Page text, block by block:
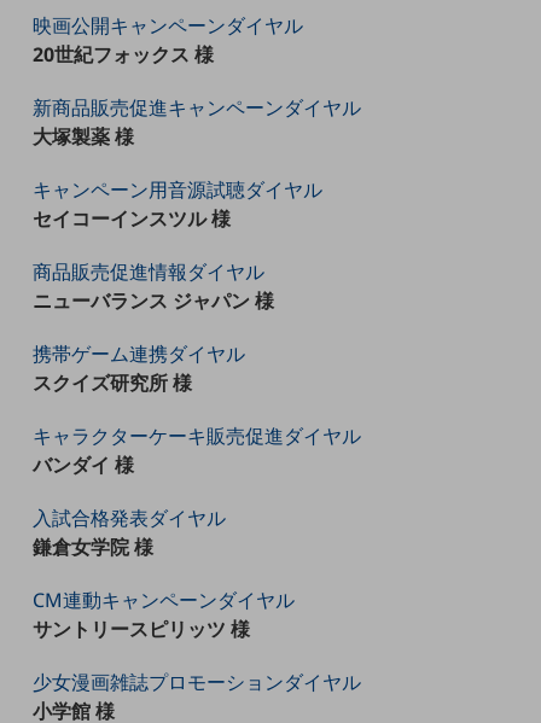
セキュリティ
データ利活用
業務支援・マーケティング
課題・ニーズで探す
課題・ニーズで探すTOP
コミュニケーション・情報共有
マーケティング
業務効率化
災害対策
職場環境整備
地域共創・地方創生
セキュリティ対策
映画公開キャンペーンダイヤル
20世紀フォックス 様
新商品販売促進キャンペーンダイヤル
大塚製薬 様
キャンペーン用音源試聴ダイヤル
セイコーインスツル 様
商品販売促進情報ダイヤル
ニューバランス ジャパン 様
携帯ゲーム連携ダイヤル
スクイズ研究所 様
キャラクターケーキ販売促進ダイヤル
バンダイ 様
入試合格発表ダイヤル
鎌倉女学院 様
CM連動キャンペーンダイヤル
サントリースピリッツ 様
少女漫画雑誌プロモーションダイヤル
小学館 様